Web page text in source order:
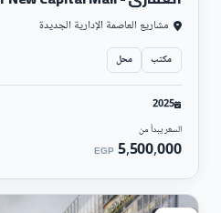
مشاريع العاصمة الإدارية الجديدة
مكتب محل
2025
السعر يبدأ من
5,500,000
EGP